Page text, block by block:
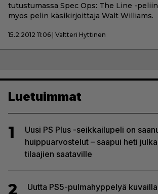
tutustumassa Spec Ops: The Line -
myös pelin käsikirjoittaja Walt Williams.
15.2.2012 11:06 | Valtteri Hyttinen
Luetuimmat
1
Uusi PS Plus -seikkailupeli on
huippuarvostelut – saapui heti
tilaajien saataville
2
Uutta PS5-pulmahyppelyä